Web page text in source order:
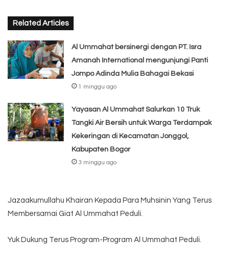
Related Articles
Al Ummahat bersinergi dengan PT. Isra
Amanah International mengunjungi Panti
Jompo Adinda Mulia Bahagai Bekasi
1 minggu ago
Yayasan Al Ummahat Salurkan 10 Truk
Tangki Air Bersih untuk Warga Terdampak
Kekeringan di Kecamatan Jonggol,
Kabupaten Bogor
3 minggu ago
Jazaakumullahu Khairan Kepada Para Muhsinin Yang Terus
Membersamai Giat Al Ummahat Peduli.
Yuk Dukung Terus Program-Program Al Ummahat Peduli.